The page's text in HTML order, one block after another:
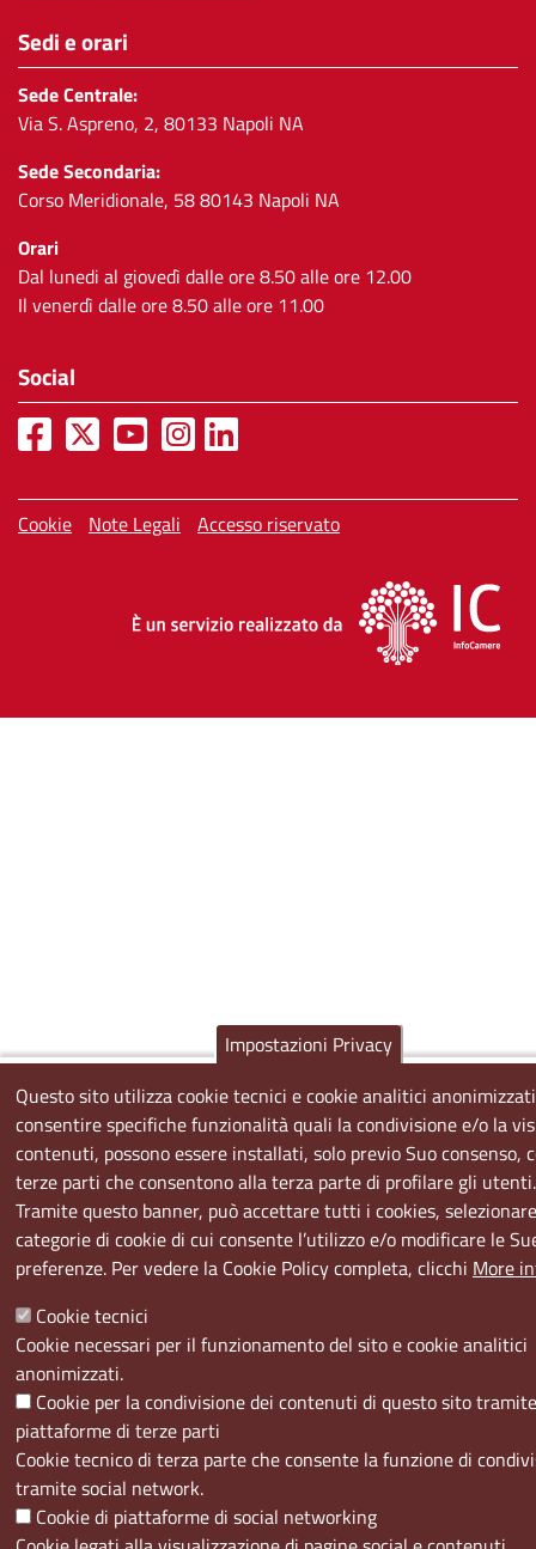
Sedi e orari
Sede Centrale:
Via S. Aspreno, 2, 80133 Napoli NA
Sede Secondaria:
Corso Meridionale, 58 80143 Napoli NA
Orari
Dal lunedi al giovedì dalle ore 8.50 alle ore 12.00
Il venerdì dalle ore 8.50 alle ore 11.00
Social
Menù privacy
Cookie Note Legali Accesso riservato
Impostazioni Privacy
Questo sito utilizza cookie tecnici e cookie analitici
consentire specifiche funzionalità quali la condivisione e/o la
contenuti, possono essere installati, solo previo Suo consenso,
terze parti che consentono alla terza parte di profilare gli utenti.
Tramite questo banner, può accettare tutti i cookies,
categorie di cookie di cui consente l’utilizzo e/o modificare le
preferenze. Per vedere la Cookie Policy completa, clicchi More
Cookie tecnici
Cookie necessari per il funzionamento del sito e cookie analitici
anonimizzati.
Cookie per la condivisione dei contenuti di questo sito tramite
piattaforme di terze parti
Cookie tecnico di terza parte che consente la funzione di
tramite social network.
Cookie di piattaforme di social networking